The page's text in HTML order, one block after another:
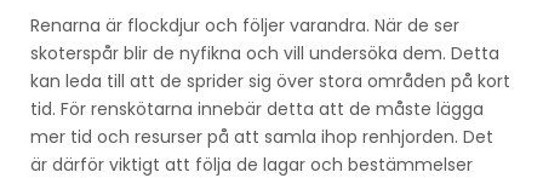
Renarna är flockdjur och följer varandra. När de ser
skoterspår blir de nyfikna och vill undersöka dem. Detta
kan leda till att de sprider sig över stora områden på kort
tid. För renskötarna innebär detta att de måste lägga
mer tid och resurser på att samla ihop renhjorden. Det
är därför viktigt att följa de lagar och bestämmelser